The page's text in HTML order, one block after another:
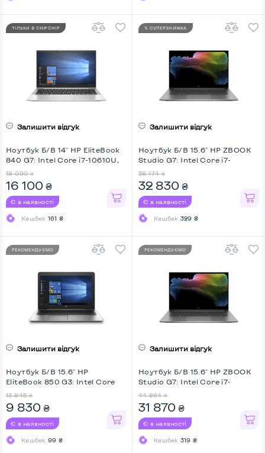
ТІЛЬКИ В CHIPCHIP
Залишити відгук
Ноутбук Б/В 14" HP EliteBook
840 G7: Intel Core i7-10610U,
18 090 ₴
16 100 ₴
Є в наявності
Кешбек 161 ₴
% СУПЕРЗНИЖКА
Залишити відгук
Ноутбук Б/В 15.6" HP ZBOOK
Studio G7: Intel Core i7-
Full HD, Key Light
38 174 ₴
32 830 ₴
Є в наявності
Кешбек 329 ₴
РЕКОМЕНДУЄМО
Залишити відгук
Ноутбук Б/В 15.6" HP
EliteBook 850 G3: Intel Core
13 845 ₴
9 830 ₴
Є в наявності
Кешбек 99 ₴
РЕКОМЕНДУЄМО
Залишити відгук
Ноутбук Б/В 15.6" HP ZBOOK
Studio G7: Intel Core i7-
Full HD
44 264 ₴
31 870 ₴
Є в наявності
Кешбек 319 ₴